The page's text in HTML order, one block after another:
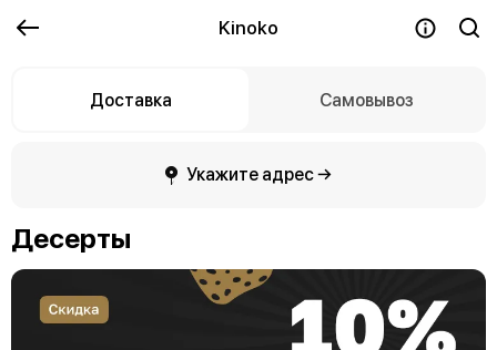
Kinoko
Доставка Самовывоз
Укажите адрес →
Десерты